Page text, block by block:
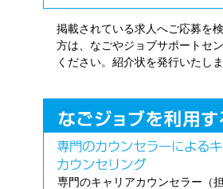
掲載されている求人へご応募を
方は、なごやジョブサポートセ
ください。紹介状を発行いたしま
専門のキャリアカウンセラー（